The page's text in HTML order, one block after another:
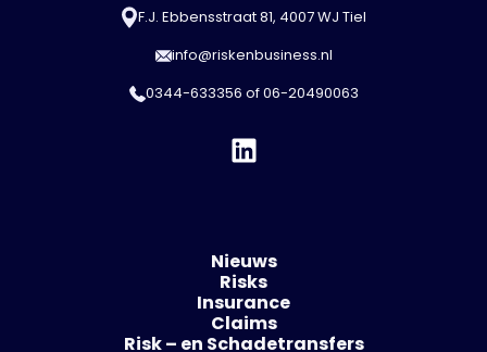
F.J. Ebbensstraat 81, 4007 WJ Tiel
info@riskenbusiness.nl
0344-633356 of06-20490063
Nieuws
Risks
Insurance
Claims
Risk – en Schadetransfers